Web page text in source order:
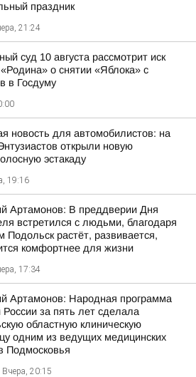
праздник
21:24
суд 10 августа рассмотрит иск
о снятии «Яблока» с
в Госдуму
новость для автомобилистов: на
открыли новую
эстакаду
19:16
Артамонов: В преддверии Дня
встретился с людьми, благодаря
Подольск растёт, развивается,
комфортнее для жизни
17:34
Артамонов: Народная программа
за пять лет сделала
областную клиническую
одним из ведущих медицинских
Подмосковья
Вчера, 20:15